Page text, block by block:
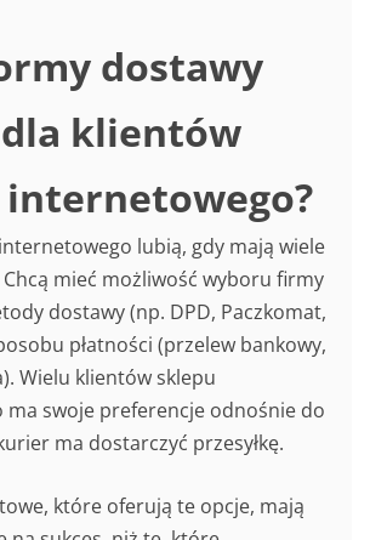
dostawy
klientów
lubią, gdy mają wiele
mieć możliwość wyboru firmy
dostawy (np. DPD, Paczkomat,
płatności (przelew bankowy,
Wielu klientów sklepu
swoje preferencje odnośnie do
ma dostarczyć przesyłkę.
które oferują te opcje, mają